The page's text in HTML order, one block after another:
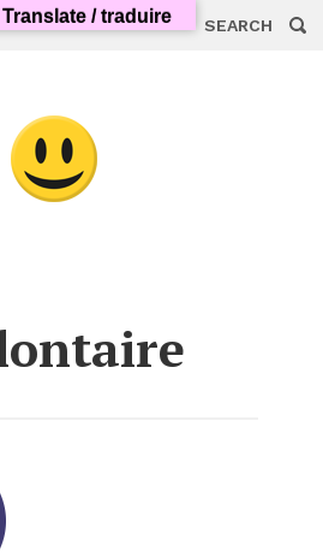
SEARCH
Translate / traduire